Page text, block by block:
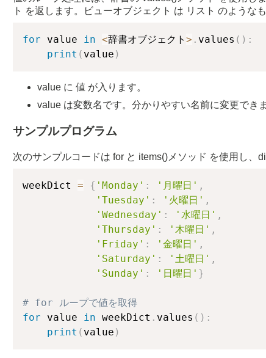
ト を返します。ビューオブジェクト は リスト のような
for value in <辞書オブジェクト > . values ( ) :
print ( value )
value に 値 が入ります。
value は変数名です。分かりやすい名前に変更できま
サンプルプログラム
次のサンプルコードは for と items()メソッド を使用し、
weekDict = { 'Monday' : '月曜日' ,
'Tuesday' : '火曜日' ,
'Wednesday' : '水曜日' ,
'Thursday' : '木曜日' ,
'Friday' : '金曜日' ,
'Saturday' : '土曜日' ,
'Sunday' : '日曜日' }
# for ループで値を取得
for value in weekDict . values ( ) :
print ( value )